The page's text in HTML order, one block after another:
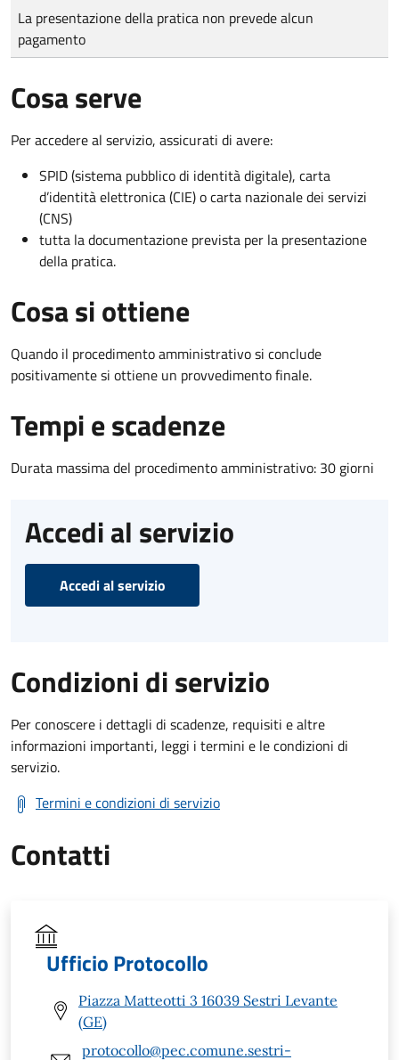
Tipo di pagamento
Importo
La presentazione della pratica non prevede alcun
pagamento
Cosa serve
Per accedere al servizio, assicurati di avere:
SPID (sistema pubblico di identità digitale), carta
d’identità elettronica (CIE) o carta nazionale dei servizi
(CNS)
tutta la documentazione prevista per la presentazione
della pratica.
Cosa si ottiene
Quando il procedimento amministrativo si conclude
positivamente si ottiene un provvedimento finale.
Tempi e scadenze
Durata massima del procedimento amministrativo: 30 giorni
Accedi al servizio
Accedi al servizio
Condizioni di servizio
Per conoscere i dettagli di scadenze, requisiti e altre
informazioni importanti, leggi i termini e le condizioni di
servizio.
Termini e condizioni di servizio
Contatti
Ufficio Protocollo
Piazza Matteotti 3 16039 Sestri Levante
(GE)
protocollo@pec.comune.sestri-